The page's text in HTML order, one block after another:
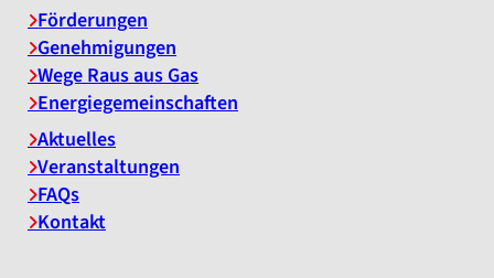
Förderungen
Genehmigungen
Wege Raus aus Gas
Energiegemeinschaften
Aktuelles
Veranstaltungen
FAQs
Kontakt